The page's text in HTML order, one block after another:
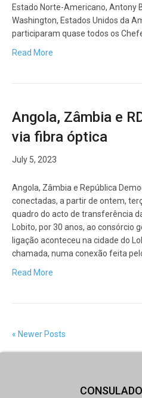
Estado Norte-Americano, Antony
Washington, Estados Unidos da
participaram quase todos os
Read More
Angola, Zâmbia e
via fibra óptica
July 5, 2023
Angola, Zâmbia e República
conectadas, a partir de ontem,
quadro do acto de transferência
Lobito, por 30 anos, ao consórcio
ligação aconteceu na cidade do
chamada, numa conexão feita
Read More
« Newer Posts